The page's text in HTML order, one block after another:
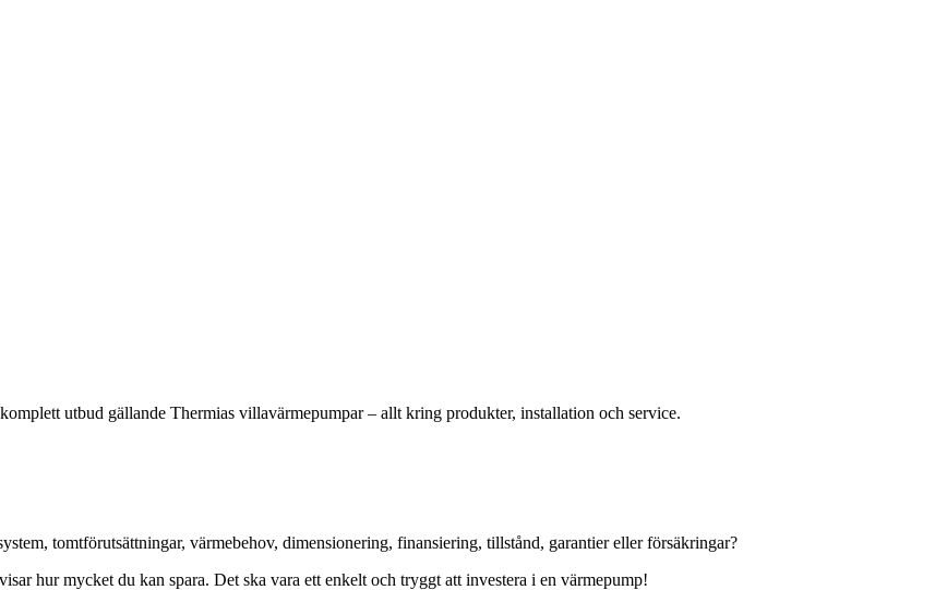
utbud gällande Thermias villavärmepumpar – allt kring produkter, installation och service.
tomtförutsättningar, värmebehov, dimensionering, finansiering, tillstånd, garantier eller försäkringar?
hur mycket du kan spara. Det ska vara ett enkelt och tryggt att investera i en värmepump!